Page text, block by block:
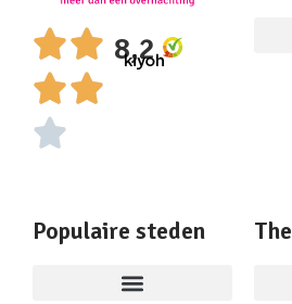
8,2
Populaire steden